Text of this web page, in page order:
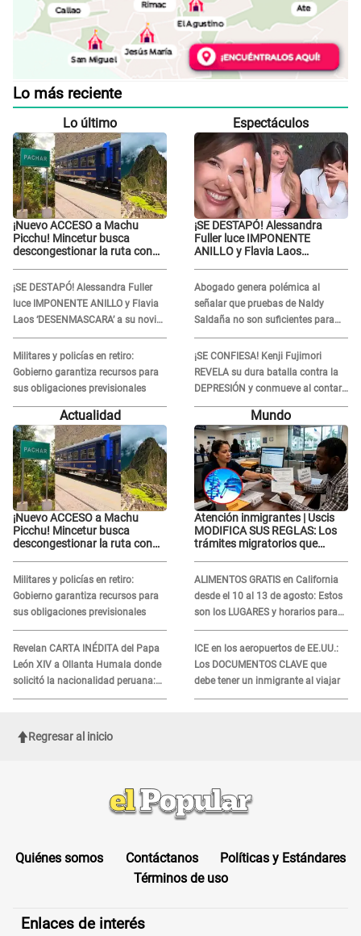
Lo más reciente
Lo último
¡Nuevo ACCESO a Machu
Picchu! Mincetur busca
descongestionar la ruta con
¡SE DESTAPÓ! Alessandra Fuller
luce IMPONENTE ANILLO y Flavia
Laos ‘DESENMASCARA’ a su novio
extranjero: “Es su colágeno”
Militares y policías en retiro:
Gobierno garantiza recursos para
sus obligaciones previsionales
Espectáculos
¡SE DESTAPÓ! Alessandra
Fuller luce IMPONENTE
ANILLO y Flavia Laos
Abogado genera polémica al
señalar que pruebas de Naldy
Saldaña no son suficientes para
condenar a César Sánchez: "No
justifica ser un delito"
¡SE CONFIESA! Kenji Fujimori
REVELA su dura batalla contra la
DEPRESIÓN y conmueve al contar
qué hizo su esposa
Actualidad
¡Nuevo ACCESO a Machu
Picchu! Mincetur busca
descongestionar la ruta con
Militares y policías en retiro:
Gobierno garantiza recursos para
sus obligaciones previsionales
Revelan CARTA INÉDITA del Papa
León XIV a Ollanta Humala donde
solicitó la nacionalidad peruana:
"Durante toda..."
Mundo
Atención inmigrantes | Uscis
MODIFICA SUS REGLAS: Los
trámites migratorios que
ALIMENTOS GRATIS en California
desde el 10 al 13 de agosto: Estos
son los LUGARES y horarios para
recibir la ayuda
ICE en los aeropuertos de EE.UU.:
Los DOCUMENTOS CLAVE que
debe tener un inmigrante al viajar
Regresar al inicio
Quiénes somos Contáctanos
Políticas y Estándares
Términos de uso
Enlaces de interés